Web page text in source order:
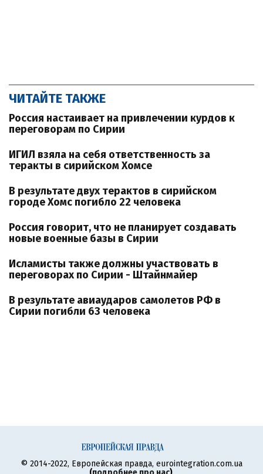
ЧИТАЙТЕ ТАКЖЕ
Россия настаивает на привлечении курдов к
переговорам по Сирии
ИГИЛ взяла на себя ответственность за
теракты в сирийском Хомсе
В результате двух терактов в сирийском
городе Хомс погибло 22 человека
Россия говорит, что не планирует создавать
новые военные базы в Сирии
Исламисты также должны участвовать в
переговорах по Сирии - Штайнмайер
В результате авиаударов самолетов РФ в
Сирии погибли 63 человека
© 2014-2022, Европейская правда, eurointegration.com.ua